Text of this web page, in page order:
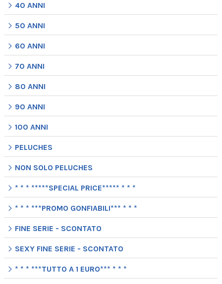
40 ANNI
50 ANNI
60 ANNI
70 ANNI
80 ANNI
90 ANNI
100 ANNI
PELUCHES
NON SOLO PELUCHES
* * * *****SPECIAL PRICE***** * * *
* * * ***PROMO GONFIABILI*** * * *
FINE SERIE - SCONTATO
SEXY FINE SERIE - SCONTATO
* * * ***TUTTO A 1 EURO*** * * *